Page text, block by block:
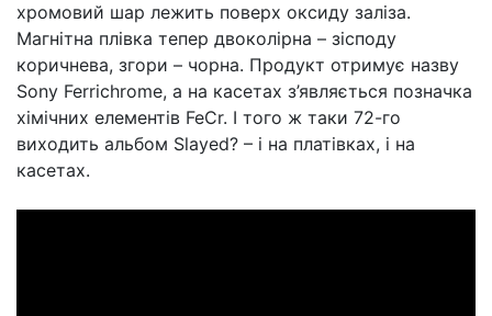
хромовий шар лежить поверх оксиду заліза.
Магнітна плівка тепер двоколірна – зісподу
коричнева, згори – чорна. Продукт отримує назву
Sony Ferrichrome, а на касетах з’являється позначка
хімічних елементів FeCr. І того ж таки 72-го
виходить альбом Slayed? – і на платівках, і на
касетах.